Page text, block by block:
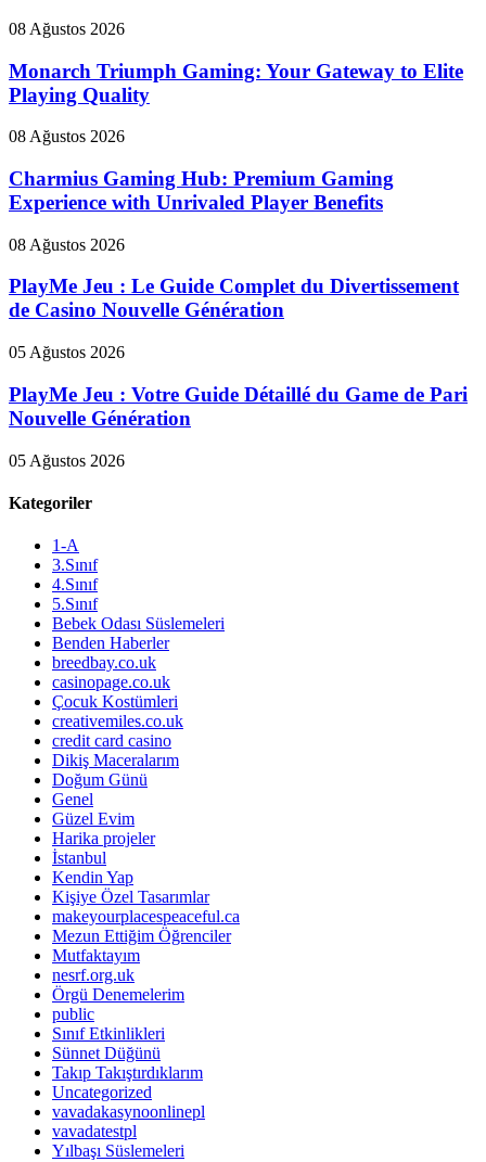
08 Ağustos 2026
Monarch Triumph Gaming: Your Gateway to Elite
Playing Quality
08 Ağustos 2026
Charmius Gaming Hub: Premium Gaming
Experience with Unrivaled Player Benefits
08 Ağustos 2026
PlayMe Jeu : Le Guide Complet du Divertissement
de Casino Nouvelle Génération
05 Ağustos 2026
PlayMe Jeu : Votre Guide Détaillé du Game de Pari
Nouvelle Génération
05 Ağustos 2026
Kategoriler
1-A
3.Sınıf
4.Sınıf
5.Sınıf
Bebek Odası Süslemeleri
Benden Haberler
breedbay.co.uk
casinopage.co.uk
Çocuk Kostümleri
creativemiles.co.uk
credit card casino
Dikiş Maceralarım
Doğum Günü
Genel
Güzel Evim
Harika projeler
İstanbul
Kendin Yap
Kişiye Özel Tasarımlar
makeyourplacespeaceful.ca
Mezun Ettiğim Öğrenciler
Mutfaktayım
nesrf.org.uk
Örgü Denemelerim
public
Sınıf Etkinlikleri
Sünnet Düğünü
Takıp Takıştırdıklarım
Uncategorized
vavadakasynoonlinepl
vavadatestpl
Yılbaşı Süslemeleri